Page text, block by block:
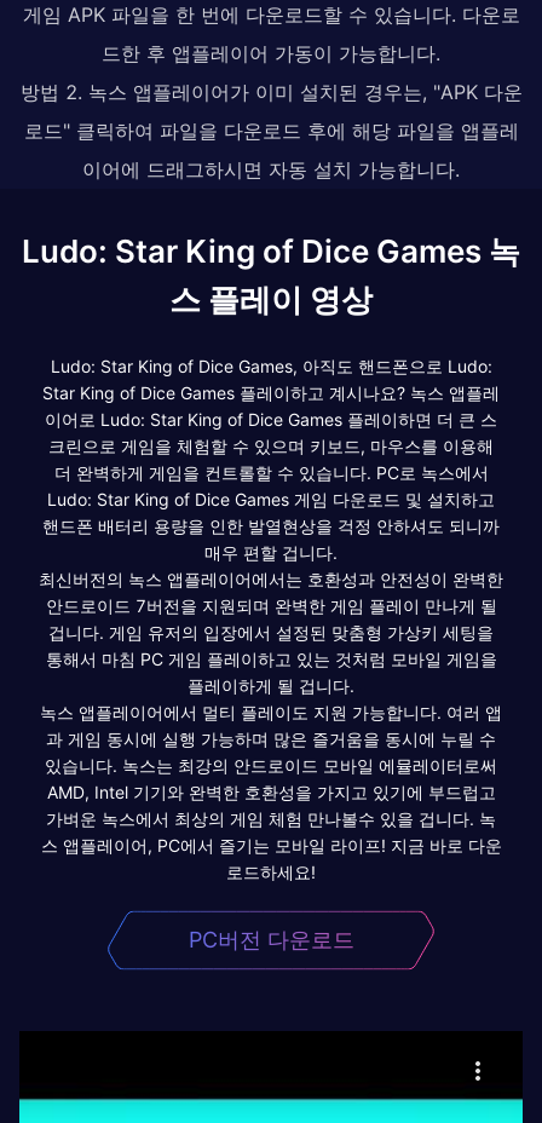
게임 APK 파일을 한 번에 다운로드할 수 있습니다. 다운로
드한 후 앱플레이어 가동이 가능합니다.
방법 2. 녹스 앱플레이어가 이미 설치된 경우는, "APK 다운
로드" 클릭하여 파일을 다운로드 후에 해당 파일을 앱플레
이어에 드래그하시면 자동 설치 가능합니다.
Ludo: Star King of Dice Games 녹
스 플레이 영상
Ludo: Star King of Dice Games, 아직도 핸드폰으로 Ludo:
Star King of Dice Games 플레이하고 계시나요? 녹스 앱플레
이어로 Ludo: Star King of Dice Games 플레이하면 더 큰 스
크린으로 게임을 체험할 수 있으며 키보드, 마우스를 이용해
더 완벽하게 게임을 컨트롤할 수 있습니다. PC로 녹스에서
Ludo: Star King of Dice Games 게임 다운로드 및 설치하고
핸드폰 배터리 용량을 인한 발열현상을 걱정 안하셔도 되니까
매우 편할 겁니다.
최신버전의 녹스 앱플레이어에서는 호환성과 안전성이 완벽한
안드로이드 7버전을 지원되며 완벽한 게임 플레이 만나게 될
겁니다. 게임 유저의 입장에서 설정된 맞춤형 가상키 세팅을
통해서 마침 PC 게임 플레이하고 있는 것처럼 모바일 게임을
플레이하게 될 겁니다.
녹스 앱플레이어에서 멀티 플레이도 지원 가능합니다. 여러 앱
과 게임 동시에 실행 가능하며 많은 즐거움을 동시에 누릴 수
있습니다. 녹스는 최강의 안드로이드 모바일 에뮬레이터로써
AMD, Intel 기기와 완벽한 호환성을 가지고 있기에 부드럽고
가벼운 녹스에서 최상의 게임 체험 만나볼수 있을 겁니다. 녹
스 앱플레이어, PC에서 즐기는 모바일 라이프! 지금 바로 다운
로드하세요!
PC버전 다운로드